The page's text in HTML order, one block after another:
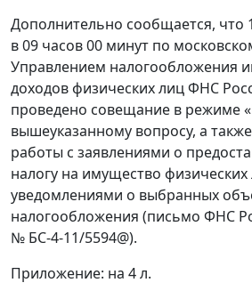
Дополнительно сообщается, что
в 09 часов 00 минут по
Управлением налогообложения
доходов физических лиц ФНС
проведено совещание в режиме
вышеуказанному вопросу, а
работы с заявлениями о
налогу на имущество физических
уведомлениями о выбранных
налогообложения (письмо ФНС
№ БС-4-11/5594@).
Приложение: на 4 л.